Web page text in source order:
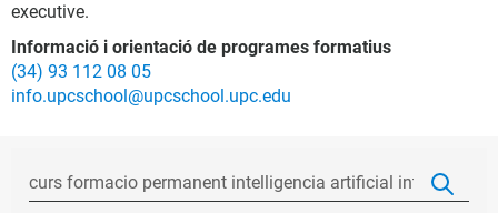
executive.
Informació i orientació de programes formatius
(34) 93 112 08 05
info.upcschool@upcschool.upc.edu